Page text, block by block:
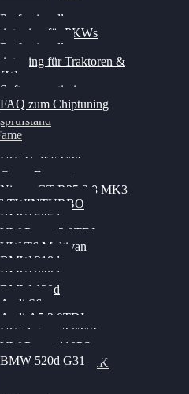
Professionelles
für PKWs
Professionelles
für Traktoren &
Softwareoptimierung
FAQ zum Chiptuning
VW Golf 6 GTI
Cupra Formentor
Nissan GT-R35 3.8 MK3
TWINTURBO
BMW 525d
VW Passat 2.0TDI
VW T6 Multivan
BMW 318d
BMW 320d
BMW 120d
Audi S6
Audi A5 3.0TDI
VW Arteon 2.0TSI
VW Passat 110PS
BMW 520d G31
212EVO UNLOCK